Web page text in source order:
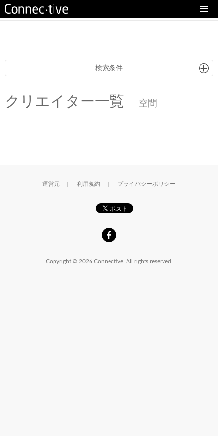
検索条件
クリエイター一覧 空間
運営元 利用規約 プライバシーポリシー
Copyright © 2026 Connective. All rights reserved.